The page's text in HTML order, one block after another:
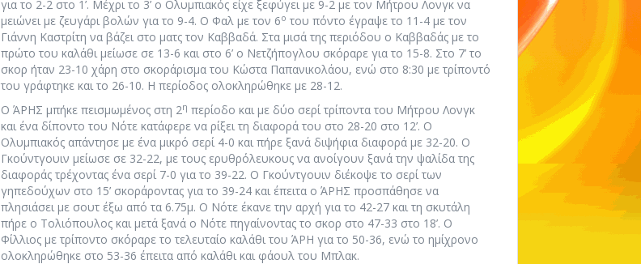
για το 2-2 στο 1’. Μέχρι το 3’ ο Ολυμπιακός είχε ξεφύγει με 9-2 με τον Μήτρου Λονγκ να
μειώνει με ζευγάρι βολών για το 9-4. Ο Φαλ με τον 6ο του πόντο έγραψε το 11-4 με τον
Γιάννη Καστρίτη να βάζει στο ματς τον Καββαδά. Στα μισά της περιόδου ο Καββαδάς με το
πρώτο του καλάθι μείωσε σε 13-6 και στο 6’ ο Νετζήπογλου σκόραρε για το 15-8. Στο 7’ το
σκορ ήταν 23-10 χάρη στο σκοράρισμα του Κώστα Παπανικολάου, ενώ στο 8:30 με τρίποντό
του γράφτηκε και το 26-10. Η περίοδος ολοκληρώθηκε με 28-12.
Ο ΆΡΗΣ μπήκε πεισμωμένος στη 2η περίοδο και με δύο σερί τρίποντα του Μήτρου Λονγκ
και ένα δίποντο του Νότε κατάφερε να ρίξει τη διαφορά του στο 28-20 στο 12’. Ο
Ολυμπιακός απάντησε με ένα μικρό σερί 4-0 και πήρε ξανά διψήφια διαφορά με 32-20. Ο
Γκούντγουιν μείωσε σε 32-22, με τους ερυθρόλευκους να ανοίγουν ξανά την ψαλίδα της
διαφοράς τρέχοντας ένα σερί 7-0 για το 39-22. Ο Γκούντγουιν διέκοψε το σερί των
γηπεδούχων στο 15’ σκοράροντας για το 39-24 και έπειτα ο ΆΡΗΣ προσπάθησε να
πλησιάσει με σουτ έξω από τα 6.75μ. Ο Νότε έκανε την αρχή για το 42-27 και τη σκυτάλη
πήρε ο Τολιόπουλος και μετά ξανά ο Νότε πηγαίνοντας το σκορ στο 47-33 στο 18’. Ο
Φίλλιος με τρίποντο σκόραρε το τελευταίο καλάθι του ΆΡΗ για το 50-36, ενώ το ημίχρονο
ολοκληρώθηκε στο 53-36 έπειτα από καλάθι και φάουλ του Μπλακ.